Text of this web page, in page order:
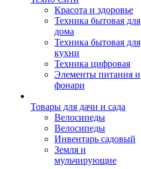
Красота и здоровье
Техника бытовая для
дома
Техника бытовая для
кухни
Техника цифровая
Элементы питания и
фонари
Товары для дачи и сада
Велосипеды
Велосипеды
Инвентарь садовый
Земля и
мульчирующие